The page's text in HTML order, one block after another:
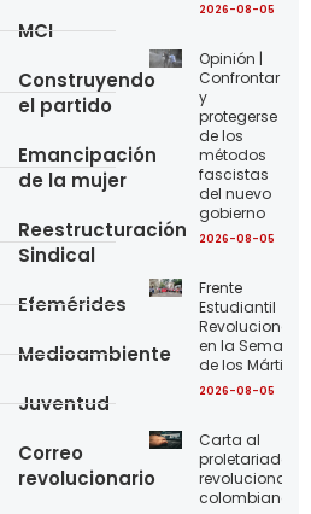
2026-08-05
Opinión |
Confrontar
y
protegerse
de los
métodos
fascistas
del nuevo
gobierno
2026-08-05
Frente
Estudiantil
Revolucionario
en la Semana
de los Mártires
2026-08-05
Carta al
proletariado
revolucionario
colombiano
MCI
Construyendo
el partido
Emancipación
de la mujer
Reestructuración
Sindical
Efemérides
Medioambiente
Juventud
Correo
revolucionario